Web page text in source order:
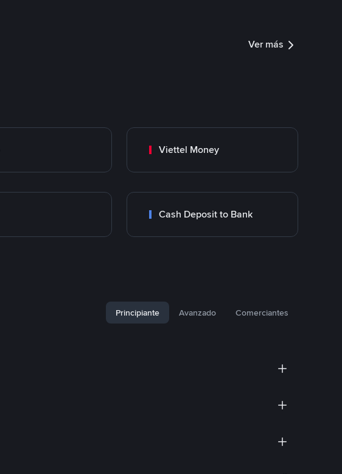
Ver más
Viettel Money
Cash Deposit to Bank
Principiante Avanzado Comerciantes